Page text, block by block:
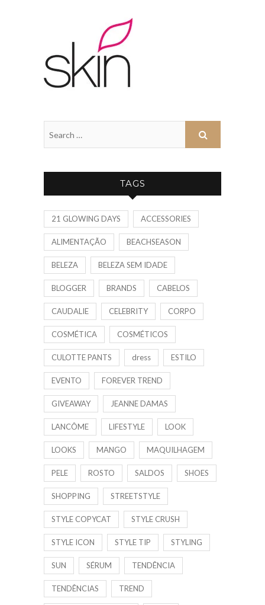
TAGS
21 GLOWING DAYS ACCESSORIES
ALIMENTAÇÃO BEACHSEASON
BELEZA BELEZA SEM IDADE
BLOGGER BRANDS CABELOS
CAUDALIE CELEBRITY CORPO
COSMÉTICA COSMÉTICOS
CULOTTE PANTS dress ESTILO
EVENTO FOREVER TREND
GIVEAWAY JEANNE DAMAS
LANCÔME LIFESTYLE LOOK
LOOKS MANGO MAQUILHAGEM
PELE ROSTO SALDOS SHOES
SHOPPING STREETSTYLE
STYLE COPYCAT STYLE CRUSH
STYLE ICON STYLE TIP STYLING
SUN SÉRUM TENDÊNCIA
TENDÊNCIAS TREND